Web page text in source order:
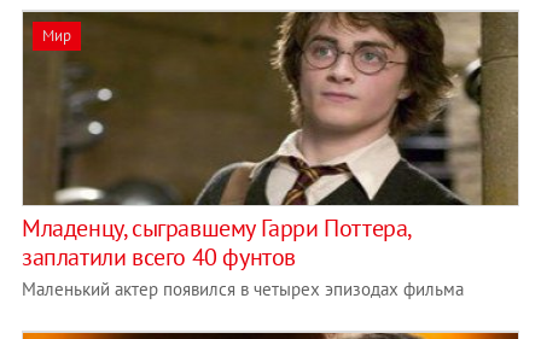
Мир
Младенцу, сыгравшему Гарри Поттера,
заплатили всего 40 фунтов
Маленький актер появился в четырех эпизодах фильма